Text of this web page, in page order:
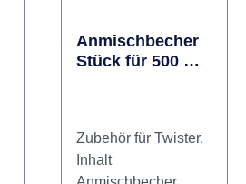
Anmischbecher
Stück für 500 ml
Zubehör für Twister.
Inhalt